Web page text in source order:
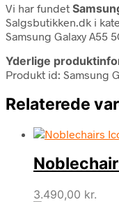
Vi har fundet
Salgsbutikken.dk i
Samsung Galaxy A55
Yderlige
Produkt id: Samsung
Relaterede
3.490,00 kr.